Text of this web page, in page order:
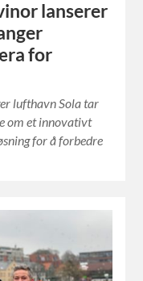
lanserer
for
lufthavn Sola tar
om et innovativt
for å forbedre